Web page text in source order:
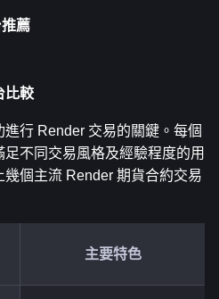
薦
比較
進行 Render 交易的關鍵。每個
不同交易風格及經驗程度的用
個主流 Render 期貨合約交易
主要特色